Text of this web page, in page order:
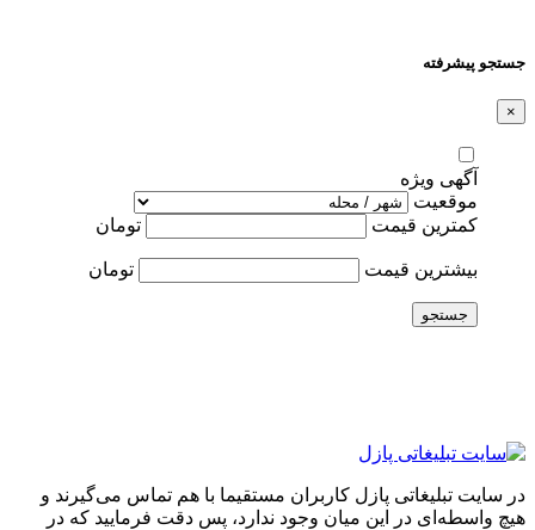
جستجو پیشرفته
×
آگهی ویژه
موقعیت
کمترین قیمت
تومان
بیشترین قیمت تومان
جستجو
در سایت تبلیغاتی پازل کاربران مستقیما با هم تماس می‌گیرند و
هیچ واسطه‌ای در این میان وجود ندارد، پس دقت فرمایید که در